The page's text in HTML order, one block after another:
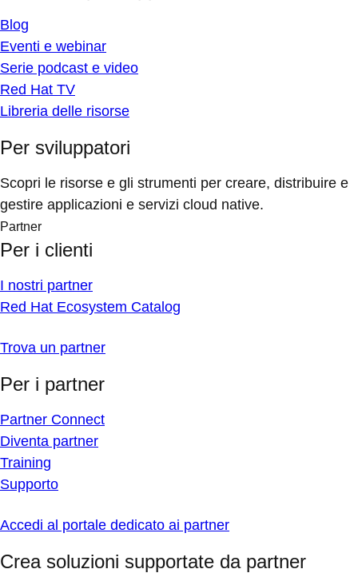
Blog
Eventi e webinar
Serie podcast e video
Red Hat TV
Libreria delle risorse
Per sviluppatori
Scopri le risorse e gli strumenti per creare, distribuire e
gestire applicazioni e servizi cloud native.
Partner
Per i clienti
I nostri partner
Red Hat Ecosystem Catalog
Trova un partner
Per i partner
Partner Connect
Diventa partner
Training
Supporto
Accedi al portale dedicato ai partner
Crea soluzioni supportate da partner